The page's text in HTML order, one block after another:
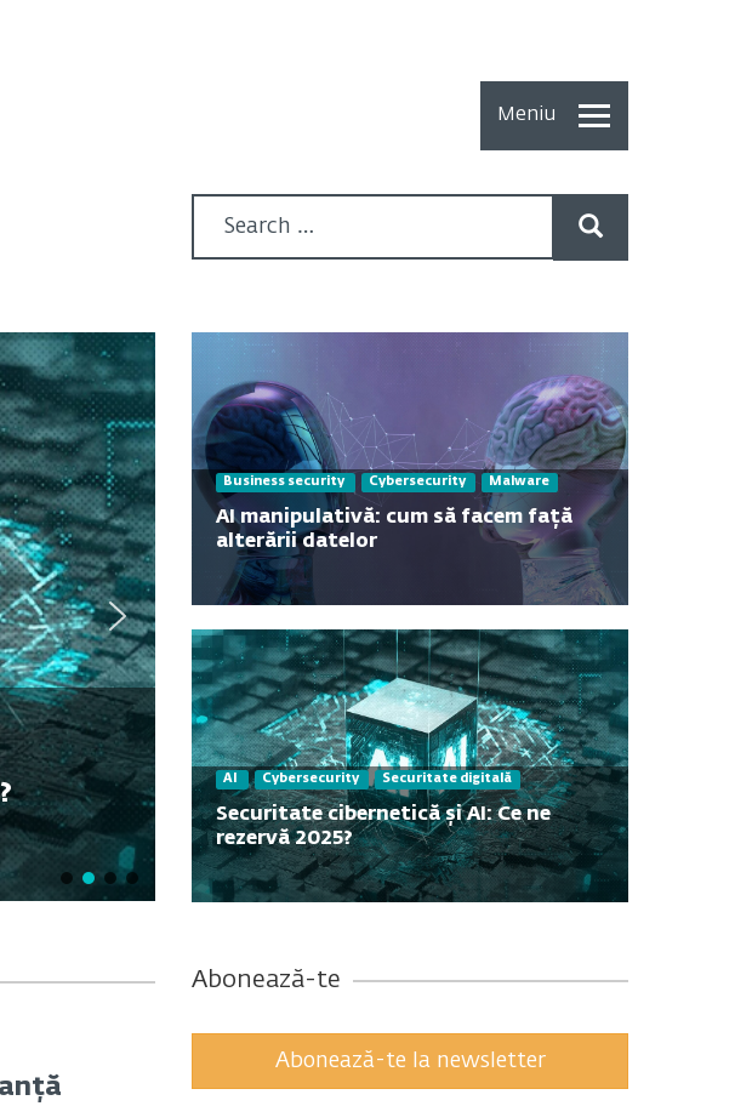
Meniu
How To
recente
Multimedia
Despre
noi
Contact
Business security Cybersecurity Malware
AI manipulativă: cum să facem față
alterării datelor
AI Cybersecurity Securitate digitală
Securitate cibernetică și AI: Ce ne
rezervă 2025?
Abonează-te
Abonează-te la newsletter